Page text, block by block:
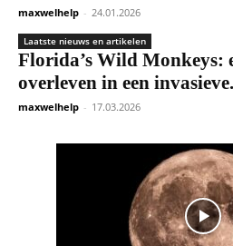
maxwelhelp - 24.01.2026
Laatste nieuws en artikelen
Florida’s Wild Monkeys:
overleven in een
maxwelhelp - 17.03.2026